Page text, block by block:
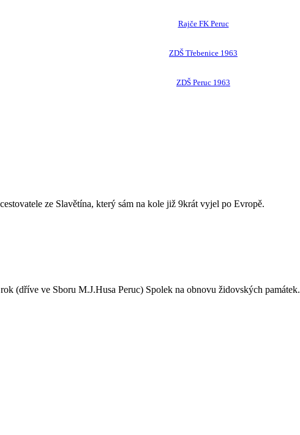
Rajče FK Peruc
ZDŠ Třebenice 1963
ZDŠ Peruc 1963
ze Slavětína, který sám na kole již 9krát vyjel po Evropě.
(dříve ve Sboru M.J.Husa Peruc) Spolek na obnovu židovských památek.